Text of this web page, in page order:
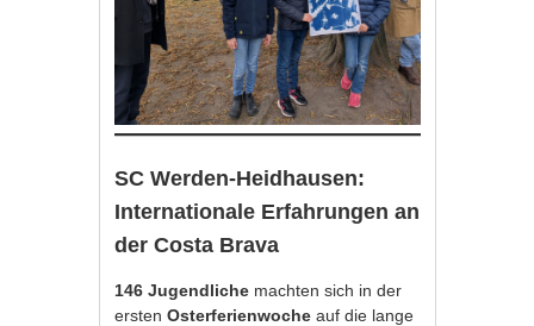
SC Werden-Heidhausen:
Internationale Erfahrungen an
der Costa Brava
146 Jugendliche machten sich in der
erstenOsterferienwocheauf die lange